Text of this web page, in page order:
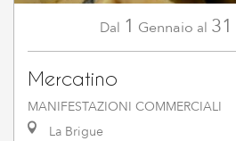
Dal 1 Gennaio al 31
Mercatino
MANIFESTAZIONI COMMERCIALI
La Brigue